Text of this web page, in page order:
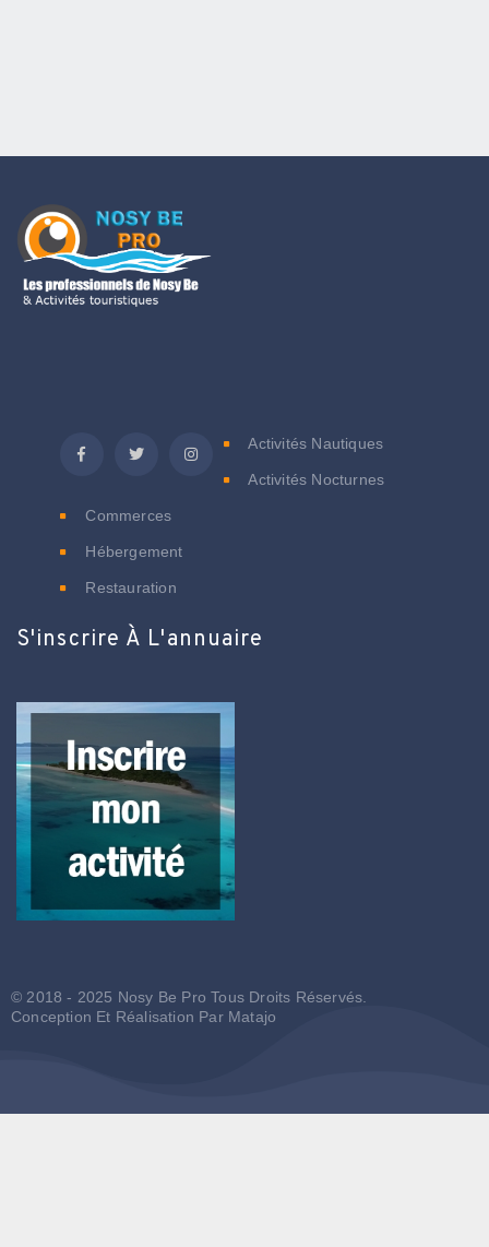
Activités Nautiques
Activités Nocturnes
Commerces
Hébergement
Restauration
S'inscrire À L'annuaire
© 2018 - 2025 Nosy Be Pro Tous Droits Réservés.
Conception Et Réalisation Par Matajo